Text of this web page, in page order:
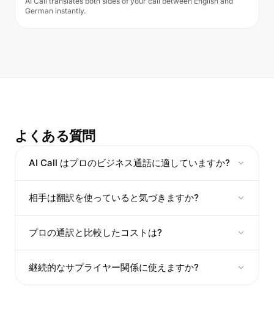
German instantly.
よくある質問
AI Call はプロのビジネス通話に適していますか?
相手は翻訳を使っていると気づきますか?
プロの通訳と比較したコストは?
継続的なサプライヤー関係に使えますか?